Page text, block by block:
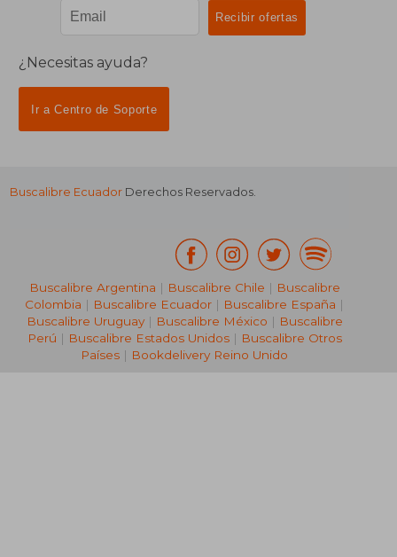
¿Necesitas ayuda?
Ir a Centro de Soporte
Buscalibre Ecuador Derechos Reservados.
Buscalibre Argentina | Buscalibre Chile | Buscalibre
Colombia | Buscalibre Ecuador | Buscalibre España |
Buscalibre Uruguay| Buscalibre México | Buscalibre
Perú | Buscalibre Estados Unidos| Buscalibre Otros
Países | Bookdelivery Reino Unido